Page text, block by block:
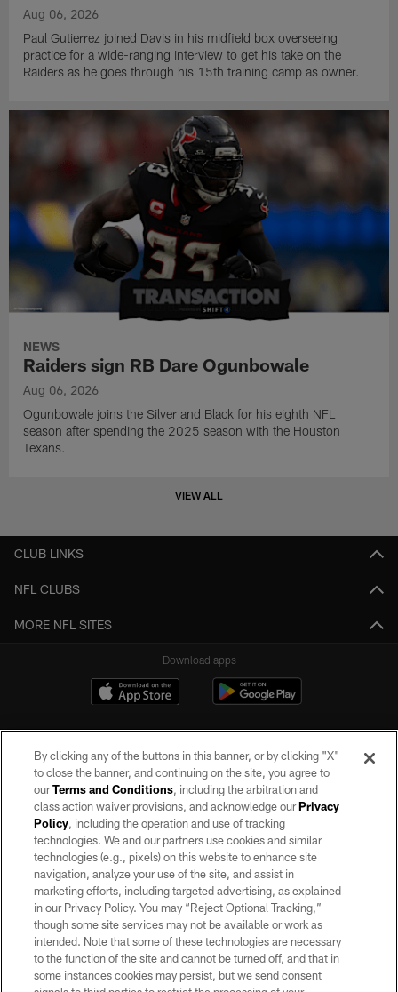
Aug 06, 2026
Paul Gutierrez joined Davis in his midfield box overseeing
practice for a wide-ranging interview to get his take on the
Raiders as he goes through his 15th training camp as owner.
NEWS
Raiders sign RB Dare Ogunbowale
Aug 06, 2026
Ogunbowale joins the Silver and Black for his eighth NFL
season after spending the 2025 season with the Houston
Texans.
VIEW ALL
CLUB LINKS
NFL CLUBS
MORE NFL SITES
Download apps
©2026 by the Las Vegas Raiders. All rights reserved. No portion of this site
may be reproduced without the express written permission of the Las Vegas
Raiders.
PRIVACY POLICY
TERMS OF SERVICE
ACCESSIBILITY
AD CHOICES
By clicking any of the buttons in this banner, or by clicking "X"
to close the banner, and continuing on the site, you agree to
ourTerms and Conditions, including the arbitration and
class action waiver provisions, and acknowledge ourPrivacy
Policy, including the operation and use of tracking
technologies. We and our partners use cookies and similar
technologies (e.g., pixels) on this website to enhance site
navigation, analyze your use of the site, and assist in
marketing efforts, including targeted advertising, as explained
in our Privacy Policy. You may “Reject Optional Tracking,”
though some site services may not be available or work as
intended. Note that some of these technologies are necessary
to the function of the site and cannot be turned off, and that in
some instances cookies may persist, but we send consent